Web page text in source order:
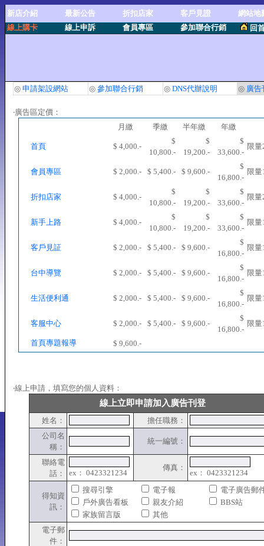
新店介紹 最新公告 折扣店家 客戶見證
網站地
線上購卡
線上申訴 會員專區 參加聯合行銷 回
◎ 申請架設網站 ◎ 參加聯合行銷 ◎ DNS代辦說明 ◎ 廣告
‧廣告區定價：
月繳
季繳 半年繳 年繳
首頁 $ 4,000.-
$
10,800.-
$
19,200.-
$
33,600.-
限量
會員專區 $ 2,000.- $ 5,400.- $ 9,600.-
$
16,800.-
限量
折扣店家 $ 4,000.-
$
10,800.-
$
19,200.-
$
33,600.-
限量
新手上路 $ 4,000.-
$
10,800.-
$
19,200.-
$
33,600.-
限量
客戶見証 $ 2,000.- $ 5,400.- $ 9,600.-
$
16,800.-
限量
台中導覽 $ 2,000.- $ 5,400.- $ 9,600.-
$
16,800.-
限量
生活便利通 $ 2,000.- $ 5,400.- $ 9,600.-
$
16,800.-
限量
客服中心 $ 2,000.- $ 5,400.- $ 9,600.-
$
16,800.-
限量
首頁專題報導 $ 9,600.-
‧線上申請，填寫您的個人資料：
線上立即申請加入廣告刊登
姓名：
擔任職務：
公司名
稱：
統一編號：
聯絡電
話：
ex： 0423321234
傳真：
ex： 0423321234
得知資
訊：
搜尋引擎 電子報
電子廣告郵
戶外廣告看板
親友介紹
BBS站
家族留言版
其他
電子郵
件：